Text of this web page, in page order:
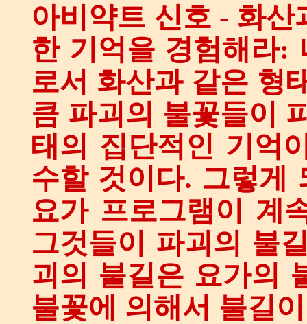
아비약트 신호 - 화
한 기억을 경험해라:
로서 화산과 같은 형
큼 파괴의 불꽃들이
태의 집단적인 기억
수할 것이다. 그렇게
요가 프로그램이 계
그것들이 파괴의 불
괴의 불길은 요가의
불꽃에 의해서 불길